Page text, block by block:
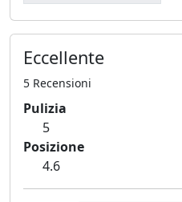
Eccellente
5 Recensioni
Pulizia
5
Posizione
4.6